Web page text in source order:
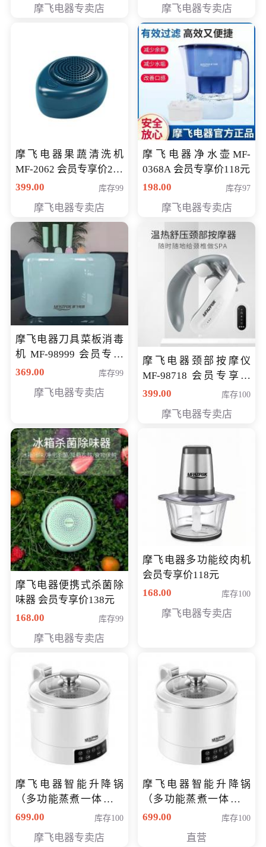
摩飞电器专卖店 摩飞电器专卖店
摩飞电器果蔬清洗机
MF-2062 会员专享价268
元
399.00 库存99
摩飞电器专卖店
摩飞电器净水壶MF-
0368A 会员专享价118元
198.00
库存97
摩飞电器专卖店
摩飞电器刀具菜板消毒
机 MF-98999 会员专享
价286元
369.00 库存99
摩飞电器专卖店
摩飞电器颈部按摩仪
MF-98718 会员专享价
299元
399.00 库存100
摩飞电器专卖店
摩飞电器便携式杀菌除
味器 会员专享价138元
168.00
库存99
摩飞电器专卖店
摩飞电器多功能绞肉机
会员专享价118元
168.00
库存100
摩飞电器专卖店
摩飞电器智能升降锅
（多功能蒸煮一体锅）
（智能升降养生锅） 会
699.00 库存100
摩飞电器专卖店
摩飞电器智能升降锅
（多功能蒸煮一体锅）
（智能升降养生锅） 会
699.00 库存100
直营